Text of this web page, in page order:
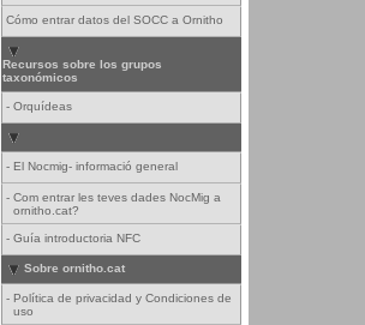
Cómo entrar datos del SOCC a Ornitho
Recursos sobre los grupos
taxonómicos
- Orquídeas
- El Nocmig- informació general
- Com entrar les teves dades NocMig a
ornitho.cat?
- Guía introductoria NFC
Sobre ornitho.cat
- Política de privacidad y Condiciones de
uso